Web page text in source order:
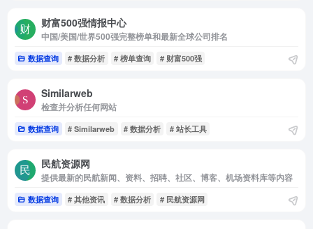
财富500强情报中心
中国/美国/世界500强完整榜单和最新全球公司排名
数据查询 # 数据分析 # 榜单查询 # 财富500强
Similarweb
检查并分析任何网站
数据查询 # Similarweb # 数据分析 # 站长工具
民航资源网
提供最新的民航新闻、资料、招聘、社区、博客、机场资料库等内容
数据查询 # 其他资讯 # 数据分析 # 民航资源网